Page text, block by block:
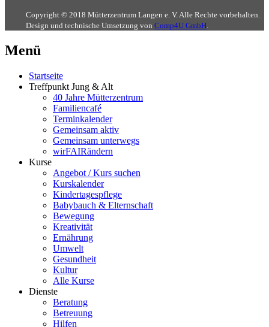
Copyright © 2018 Mütterzentrum Langen e. V. Alle Rechte vorbehalten.
Design und technische Umsetzung von Comp4U GmbH.
Menü
Startseite
Treffpunkt Jung & Alt
40 Jahre Mütterzentrum
Familiencafé
Terminkalender
Gemeinsam aktiv
Gemeinsam unterwegs
wirFAIRändern
Kurse
Angebot / Kurs suchen
Kurskalender
Kindertagespflege
Babybauch & Elternschaft
Bewegung
Kreativität
Ernährung
Umwelt
Gesundheit
Kultur
Alle Kurse
Dienste
Beratung
Betreuung
Hilfen